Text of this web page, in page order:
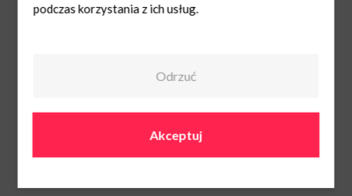
Kodano Optyk
podczas korzystania z ich usług.
Odrzuć
Akceptuj